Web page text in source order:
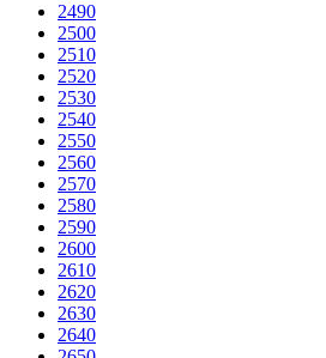
2490
2500
2510
2520
2530
2540
2550
2560
2570
2580
2590
2600
2610
2620
2630
2640